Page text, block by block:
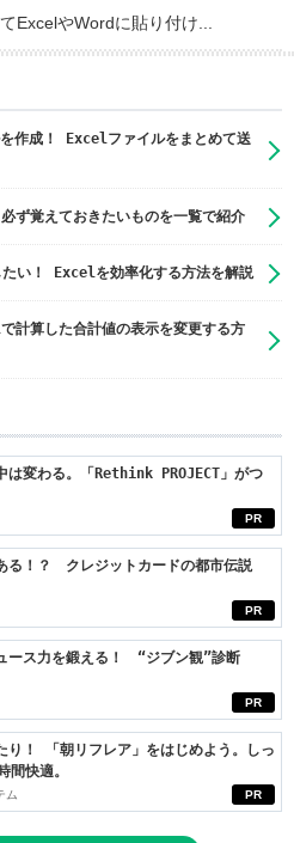
ExcelやWordに貼り付け...
作成！ Excelファイルをまとめて送
ず覚えておきたいものを一覧で紹介
い！ Excelを効率化する方法を解説
計算した合計値の表示を変更する方
PR
は変わる。「Rethink PROJECT」がつ
PR
る！？ クレジットカードの都市伝説
PR
ース力を鍛える！ “ジブン観”診断
PR
り！ 「朝リフレア」をはじめよう。しっ
間快適。
ム